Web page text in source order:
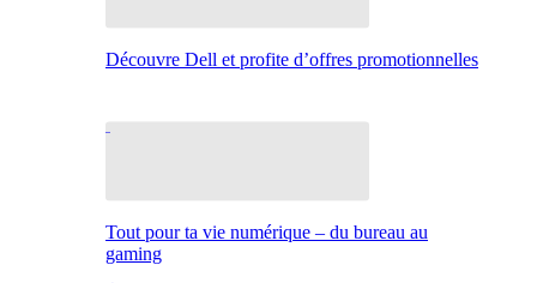
Découvre Dell et profite d’offres promotionnelles
Tout pour ta vie numérique – du bureau au
gaming